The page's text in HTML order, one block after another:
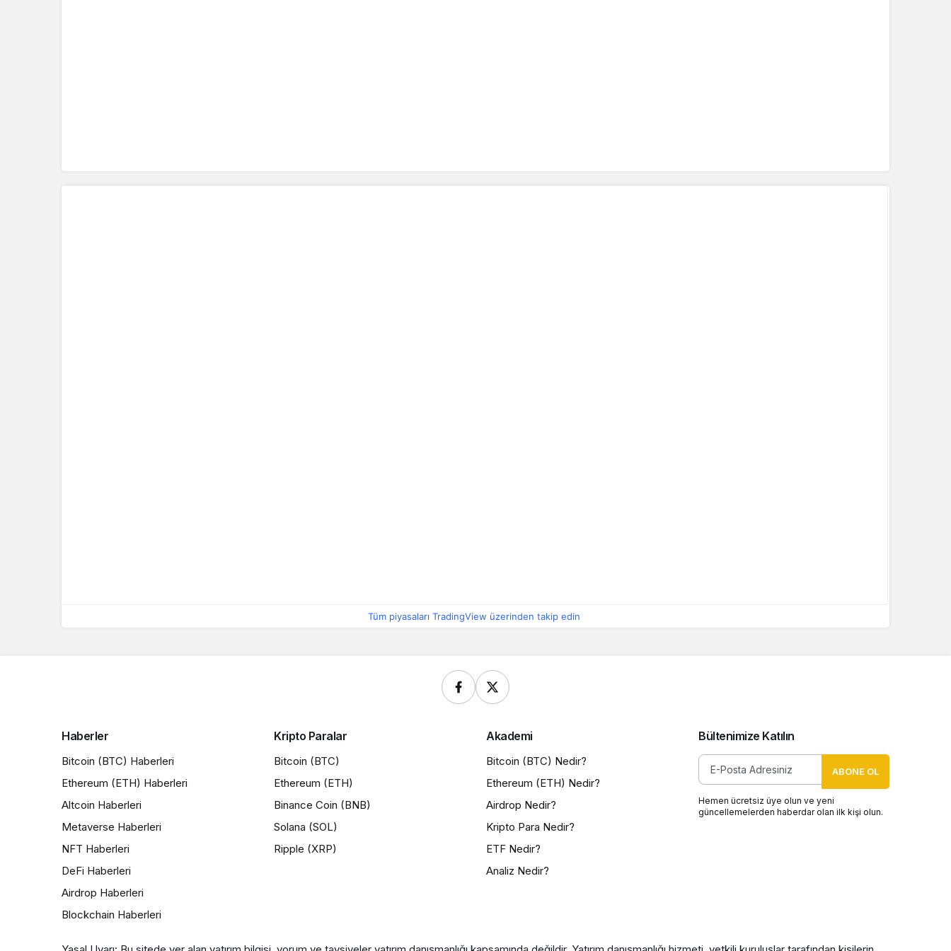
Tüm piyasaları TradingView üzerinden takip edin
Haberler
Bitcoin (BTC) Haberleri
Ethereum (ETH) Haberleri
Altcoin Haberleri
Metaverse Haberleri
NFT Haberleri
DeFi Haberleri
Airdrop Haberleri
Blockchain Haberleri
Kripto Paralar
Bitcoin (BTC)
Ethereum (ETH)
Binance Coin (BNB)
Solana (SOL)
Ripple (XRP)
Akademi
Bitcoin (BTC) Nedir?
Ethereum (ETH) Nedir?
Airdrop Nedir?
Kripto Para Nedir?
ETF Nedir?
Analiz Nedir?
Bültenimize Katılın
ABONE OL
Hemen ücretsiz üye olun ve yeni
güncellemelerden haberdar olan ilk kişi olun.